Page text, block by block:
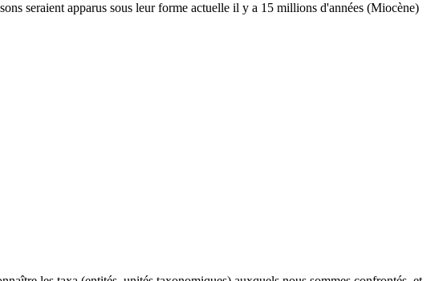
seraient apparus sous leur forme actuelle il y a 15 millions d'années (Miocène)